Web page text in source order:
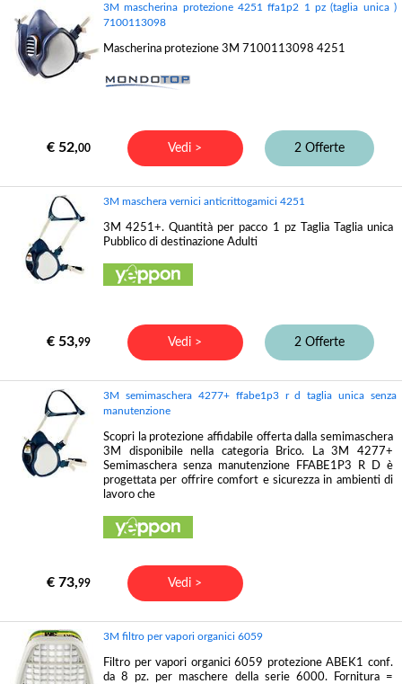
3M mascherina protezione 4251 ffa1p2 1 pz (taglia unica )
7100113098
Mascherina protezione 3M 7100113098 4251
€ 52,00 Vedi > 2 Offerte
3M maschera vernici anticrittogamici 4251
3M 4251+. Quantità per pacco 1 pz Taglia Taglia unica
Pubblico di destinazione Adulti
€ 53,99 Vedi > 2 Offerte
3M semimaschera 4277+ ffabe1p3 r d taglia unica senza
manutenzione
Scopri la protezione affidabile offerta dalla semimaschera
3M disponibile nella categoria Brico. La 3M 4277+
Semimaschera senza manutenzione FFABE1P3 R D è
progettata per offrire comfort e sicurezza in ambienti di
lavoro che
€ 73,99 Vedi >
3M filtro per vapori organici 6059
Filtro per vapori organici 6059 protezione ABEK1 conf.
da 8 pz. per maschere della serie 6000. Fornitura =